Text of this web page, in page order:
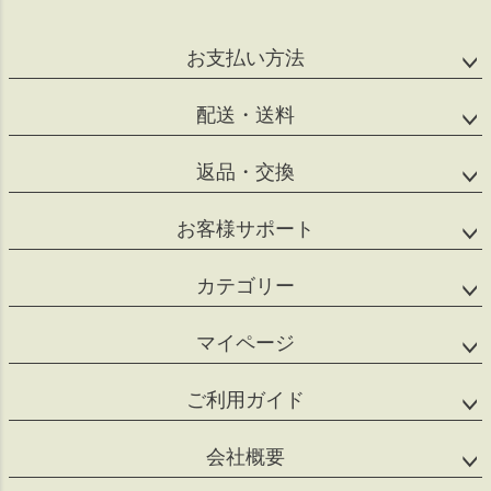
お支払い方法
配送・送料
返品・交換
お客様サポート
カテゴリー
マイページ
ご利用ガイド
会社概要